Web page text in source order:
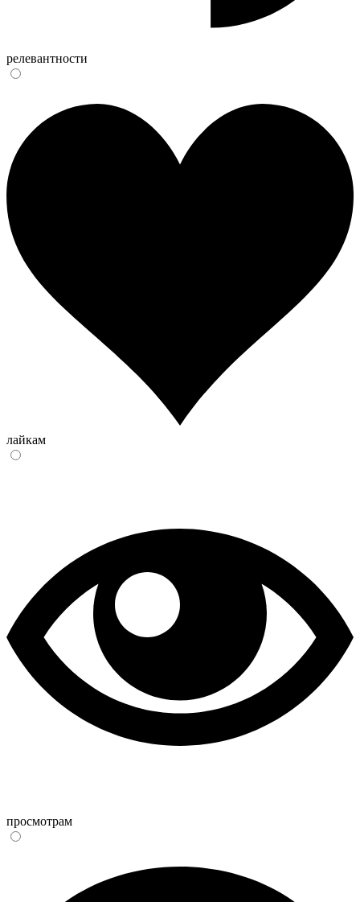
релевантности
лайкам
просмотрам